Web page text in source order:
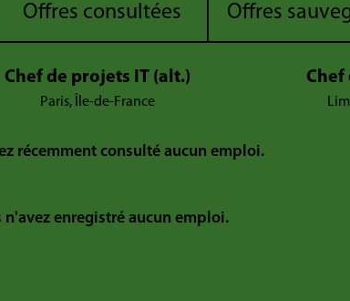
Offres consultées Offres
Chef de projets IT (alt.)
Paris, Île-de-France
récemment consulté aucun emploi.
n'avez enregistré aucun emploi.